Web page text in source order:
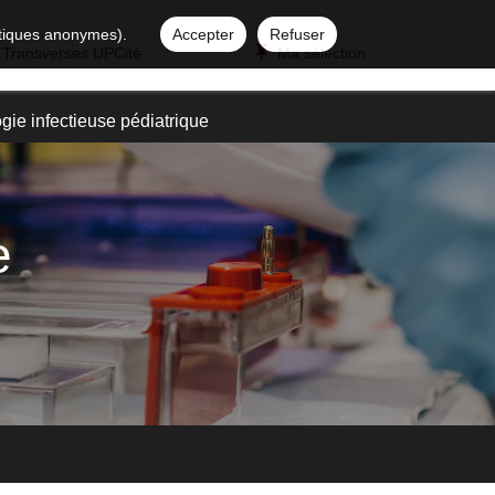
anonymes). Accepter
Refuser
Ma sélection
infectieuse pédiatrique